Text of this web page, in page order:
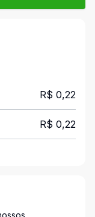
R$ 0,22
R$ 0,22